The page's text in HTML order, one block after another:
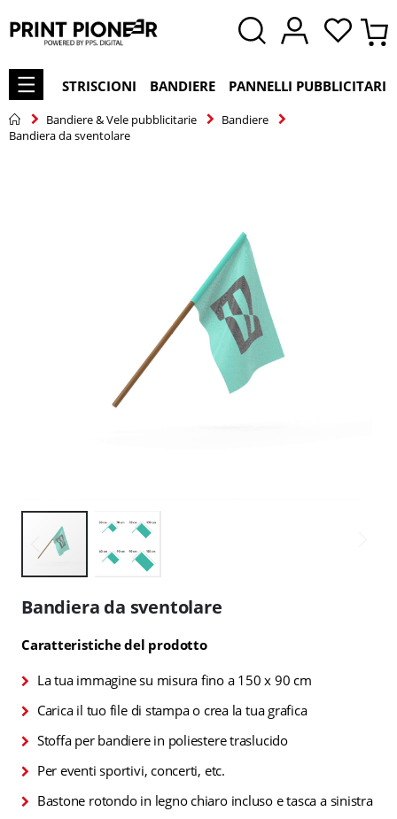
STRISCIONI BANDIERE PANNELLI PUBBLICITARI
Bandiere & Vele pubblicitarie
Bandiere
Bandiera da sventolare
all'inizio
della
di
Bandiera da sventolare
Caratteristiche del prodotto
La tua immagine su misura fino a 150 x 90 cm
Carica il tuo file di stampa o crea la tua grafica
Stoffa per bandiere in poliestere traslucido
Per eventi sportivi, concerti, etc.
Bastone rotondo in legno chiaro incluso e tasca a sinistra